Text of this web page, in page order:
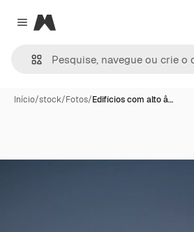
Close menu
Magnific
Início/stock/Fotos/Edifícios com alto â…